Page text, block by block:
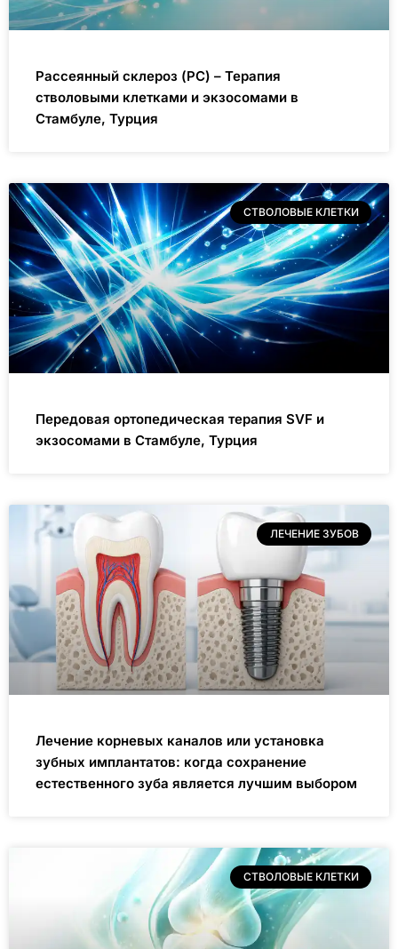
Рассеянный склероз (РС) – Терапия
стволовыми клетками и экзосомами в
Стамбуле, Турция
СТВОЛОВЫЕ КЛЕТКИ
Передовая ортопедическая терапия SVF и
экзосомами в Стамбуле, Турция
ЛЕЧЕНИЕ ЗУБОВ
Лечение корневых каналов или установка
зубных имплантатов: когда сохранение
естественного зуба является лучшим выбором
СТВОЛОВЫЕ КЛЕТКИ